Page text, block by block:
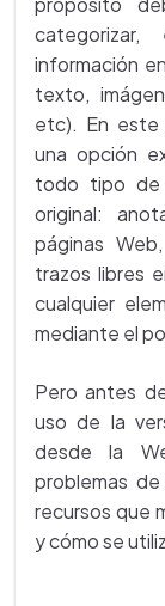
información
texto,
etc). En este
una opción
todo tipo de
original:
páginas
trazos libres
cualquier
mediante el
Pero antes
uso de la
desde la
problemas
recursos que
y cómo se